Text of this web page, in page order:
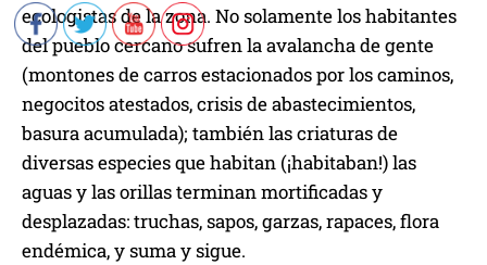
ecologistas de la zona. No solamente los habitantes
del pueblo cercano sufren la avalancha de gente
(montones de carros estacionados por los caminos,
negocitos atestados, crisis de abastecimientos,
basura acumulada); también las criaturas de
diversas especies que habitan (¡habitaban!) las
aguas y las orillas terminan mortificadas y
desplazadas: truchas, sapos, garzas, rapaces, flora
endémica, y suma y sigue.